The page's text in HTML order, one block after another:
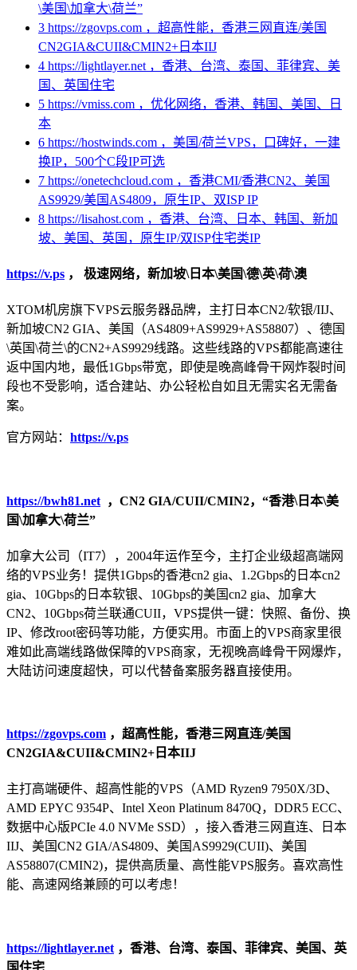
\美国\加拿大\荷兰”
3 https://zgovps.com ，超高性能，香港三网直连/美国
CN2GIA&CUII&CMIN2+日本IIJ
4 https://lightlayer.net ，香港、台湾、泰国、菲律宾、美
国、英国住宅
5 https://vmiss.com ，优化网络，香港、韩国、美国、日
本
6 https://hostwinds.com ，美国/荷兰VPS，口碑好，一建
换IP，500个C段IP可选
7 https://onetechcloud.com ，香港CMI/香港CN2、美国
AS9929/美国AS4809，原生IP、双ISP IP
8 https://lisahost.com ，香港、台湾、日本、韩国、新加
坡、美国、英国，原生IP/双ISP住宅类IP
https://v.ps ， 极速网络，新加坡\日本\美国\德\英\荷\澳
XTOM机房旗下VPS云服务器品牌，主打日本CN2/软银/IIJ、
新加坡CN2 GIA、美国（AS4809+AS9929+AS58807）、德国
\英国\荷兰\的CN2+AS9929线路。这些线路的VPS都能高速往
返中国内地，最低1Gbps带宽，即使是晚高峰骨干网炸裂时间
段也不受影响，适合建站、办公轻松自如且无需实名无需备
案。
官方网站： https://v.ps
https://bwh81.net ，CN2 GIA/CUII/CMIN2，“香港\日本\美
国\加拿大\荷兰”
加拿大公司（IT7），2004年运作至今，主打企业级超高端网
络的VPS业务！提供1Gbps的香港cn2 gia、1.2Gbps的日本cn2
gia、10Gbps的日本软银、10Gbps的美国cn2 gia、加拿大
CN2、10Gbps荷兰联通CUII，VPS提供一键：快照、备份、换
IP、修改root密码等功能，方便实用。市面上的VPS商家里很
难如此高端线路做保障的VPS商家，无视晚高峰骨干网爆炸，
大陆访问速度超快，可以代替备案服务器直接使用。
https://zgovps.com ，超高性能，香港三网直连/美国
CN2GIA&CUII&CMIN2+日本IIJ
主打高端硬件、超高性能的VPS（AMD Ryzen9 7950X/3D、
AMD EPYC 9354P、Intel Xeon Platinum 8470Q，DDR5 ECC、
数据中心版PCIe 4.0 NVMe SSD），接入香港三网直连、日本
IIJ、美国CN2 GIA/AS4809、美国AS9929(CUII)、美国
AS58807(CMIN2)，提供高质量、高性能VPS服务。喜欢高性
能、高速网络兼顾的可以考虑！
https://lightlayer.net ，香港、台湾、泰国、菲律宾、美国、英
国住宅